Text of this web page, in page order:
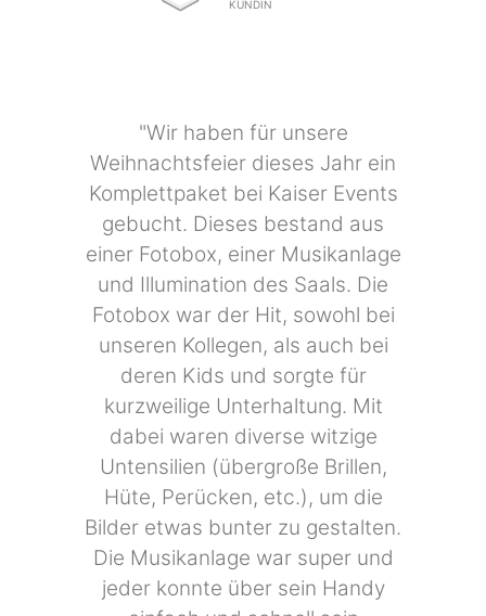
Weihnachtsfeier dieses Jahr ein
Komplettpaket bei Kaiser Events
gebucht. Dieses bestand aus
einer Fotobox, einer Musikanlage
und Illumination des Saals. Die
Fotobox war der Hit, sowohl bei
unseren Kollegen, als auch bei
deren Kids und sorgte für
kurzweilige Unterhaltung. Mit
dabei waren diverse witzige
Untensilien (übergroße Brillen,
Hüte, Perücken, etc.), um die
Bilder etwas bunter zu gestalten.
Die Musikanlage war super und
jeder konnte über sein Handy
einfach und schnell sein